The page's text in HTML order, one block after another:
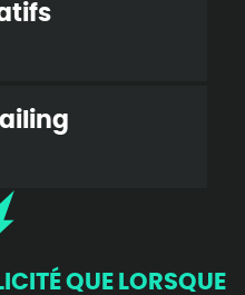
QUE LORSQUE